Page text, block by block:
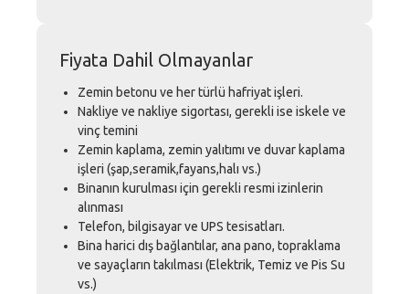
Fiyata Dahil Olmayanlar
Zemin betonu ve her türlü hafriyat işleri.
Nakliye ve nakliye sigortası, gerekli ise iskele ve
vinç temini
Zemin kaplama, zemin yalıtımı ve duvar kaplama
işleri (şap,seramik,fayans,halı vs.)
Binanın kurulması için gerekli resmi izinlerin
alınması
Telefon, bilgisayar ve UPS tesisatları.
Bina harici dış bağlantılar, ana pano, topraklama
ve sayaçların takılması (Elektrik, Temiz ve Pis Su
vs.)